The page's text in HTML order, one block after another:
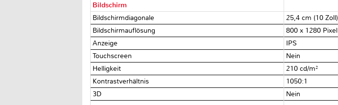
Bildschirm
Bildschirmdiagonale
25,4 cm (10 Zoll)
Bildschirmauflösung
800 x 1280 Pixel
Anzeige
IPS
Touchscreen
Nein
Helligkeit
210 cd/m²
Kontrastverhältnis
1050:1
3D
Nein